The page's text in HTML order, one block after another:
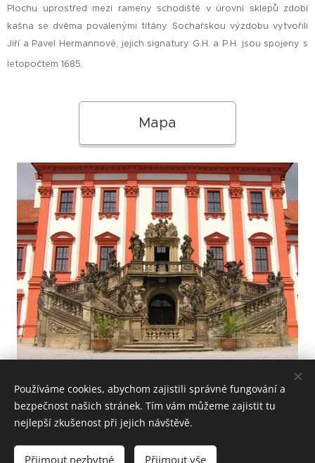
Plochu uprostřed mezi rameny schodiště v úrovni sklepů zdobí
kašna se dvěma povalenými titány. Sochařskou výzdobu vytvořili
Jiří a Pavel Hermannové, jejich signatury G.H. a P.H. jsou spojeny s
letopočtem 1685.
Mapa
© Pavel Dvořák, Tomáš Podařil
Používáme cookies, abychom zajistili správné fungování a
bezpečnost našich stránek. Tím vám můžeme zajistit tu
nejlepší zkušenost při jejich návštěvě.
Přijmout nezbytné Přijmout vše